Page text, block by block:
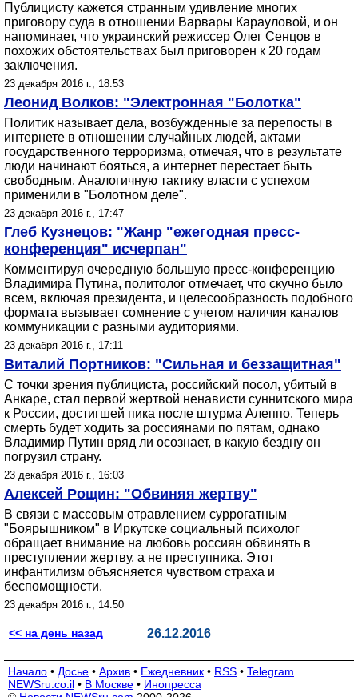
Публицисту кажется странным удивление многих
приговору суда в отношении Варвары Карауловой, и он
напоминает, что украинский режиссер Олег Сенцов в
похожих обстоятельствах был приговорен к 20 годам
заключения.
23 декабря 2016 г., 18:53
Леонид Волков: "Электронная "Болотка"
Политик называет дела, возбужденные за перепосты в
интернете в отношении случайных людей, актами
государственного терроризма, отмечая, что в результате
люди начинают бояться, а интернет перестает быть
свободным. Аналогичную тактику власти с успехом
применили в "Болотном деле".
23 декабря 2016 г., 17:47
Глеб Кузнецов: "Жанр "ежегодная пресс-
конференция" исчерпан"
Комментируя очередную большую пресс-конференцию
Владимира Путина, политолог отмечает, что скучно было
всем, включая президента, и целесообразность подобного
формата вызывает сомнение с учетом наличия каналов
коммуникации с разными аудиториями.
23 декабря 2016 г., 17:11
Виталий Портников: "Сильная и беззащитная"
С точки зрения публициста, российский посол, убитый в
Анкаре, стал первой жертвой ненависти суннитского мира
к России, достигшей пика после штурма Алеппо. Теперь
смерть будет ходить за россиянами по пятам, однако
Владимир Путин вряд ли осознает, в какую бездну он
погрузил страну.
23 декабря 2016 г., 16:03
Алексей Рощин: "Обвиняя жертву"
В связи с массовым отравлением суррогатным
"Боярышником" в Иркутске социальный психолог
обращает внимание на любовь россиян обвинять в
преступлении жертву, а не преступника. Этот
инфантилизм объясняется чувством страха и
беспомощности.
23 декабря 2016 г., 14:50
<< на день назад 26.12.2016
Начало • Досье • Архив • Ежедневник • RSS • Telegram
NEWSru.co.il • В Москве • Инопресса